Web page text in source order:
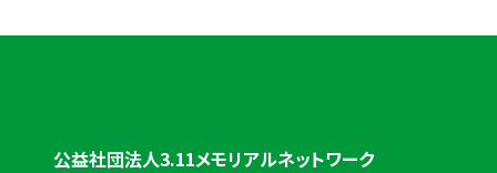
公益社団法人3.11メモリアルネットワーク